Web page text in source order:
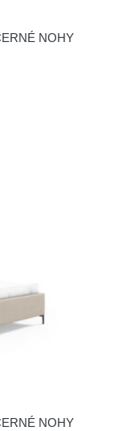
NOHY
NOHY